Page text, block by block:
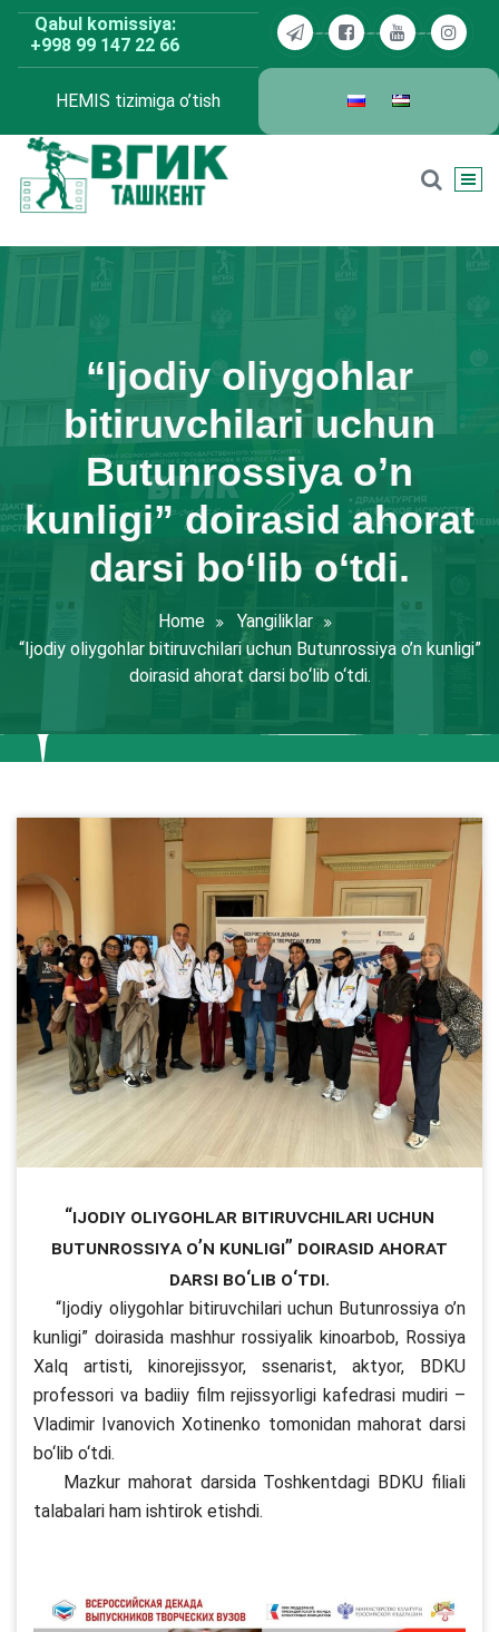
Skip
content
Qabul komissiya:
+998 99 147 22 66
HEMIS tizimiga o’tish
“Ijodiy oliygohlar
bitiruvchilari uchun
Butunrossiya o’n
kunligi” doirasid ahorat
darsi bo‘lib o‘tdi.
Home
Yangiliklar
“Ijodiy oliygohlar bitiruvchilari uchun Butunrossiya o’n kunligi”
doirasid ahorat darsi bo‘lib o‘tdi.
“Ijodiy oliygohlar bitiruvchilari uchun
Butunrossiya o’n kunligi” doirasid ahorat
darsi bo‘lib o‘tdi.
“Ijodiy oliygohlar bitiruvchilari uchun Butunrossiya o’n
kunligi” doirasida mashhur rossiyalik kinoarbob, Rossiya
Xalq artisti, kinorejissyor, ssenarist, aktyor, BDKU
professori va badiiy film rejissyorligi kafedrasi mudiri –
Vladimir Ivanovich Xotinenko tomonidan mahorat darsi
bo‘lib o‘tdi.
Mazkur mahorat darsida Toshkentdagi BDKU filiali
talabalari ham ishtirok etishdi.